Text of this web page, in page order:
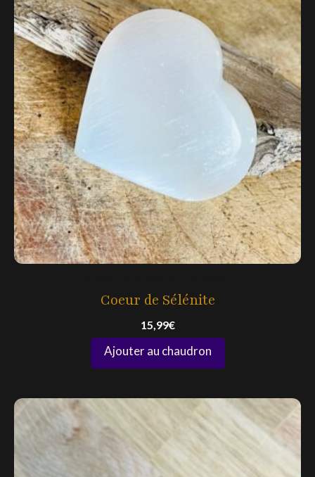
Coeur de Sélénite
15,99€